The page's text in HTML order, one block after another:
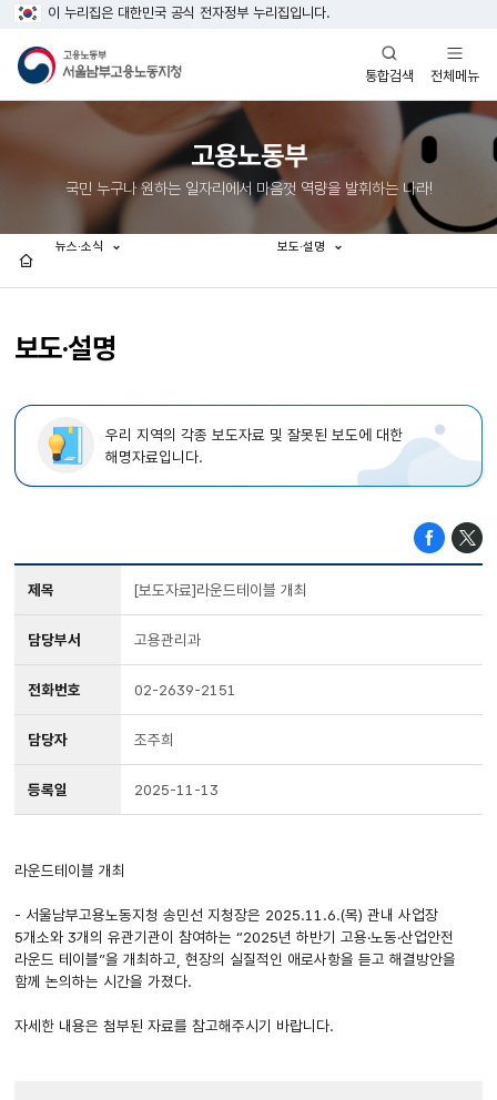
이 누리집은 대한민국 공식 전자정부 누리집입니다.
통합검색
열기
전체메뉴
열기
고용노동부
국민 누구나 원하는 일자리에서 마음껏 역량을 발휘하는 나라!
보도·설명
뉴스·소식 보도·설명
우리 지역의 각종 보도자료 및 잘못된 보도에 대한
해명자료입니다.
제목 [보도자료]라운드테이블 개최
담당부서 고용관리과
전화번호 02-2639-2151
담당자 조주희
등록일 2025-11-13
라운드테이블 개최
- 서울남부고용노동지청 송민선 지청장은 2025.11.6.(목) 관내 사업장
5개소와 3개의 유관기관이 참여하는 “2025년 하반기 고용·노동·산업안전
라운드 테이블”을 개최하고, 현장의 실질적인 애로사항을 듣고 해결방안을
함께 논의하는 시간을 가졌다.
자세한 내용은 첨부된 자료를 참고해주시기 바랍니다.